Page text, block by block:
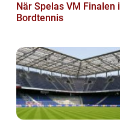
När Spelas VM Finalen i
Bordtennis